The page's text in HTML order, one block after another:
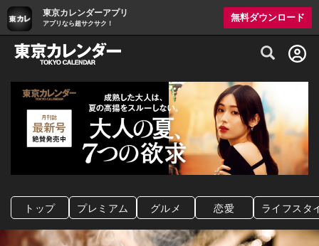
東京カレンダーアプリ
アプリなら超サクサク！
無料ダウンロード
グルメ情報・プレミアムレストラン予約
トップ プレミアム グルメ 恋愛 ライフスタ